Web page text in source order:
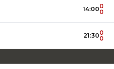
14:000
0
21:300
0